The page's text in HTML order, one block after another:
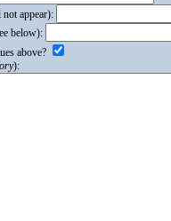
appear):
below):
above?
):